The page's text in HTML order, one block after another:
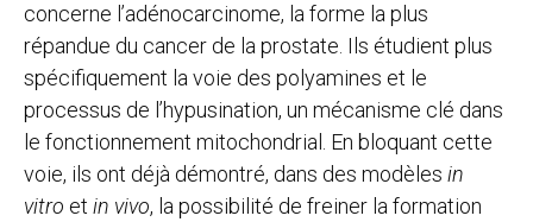
concerne l’adénocarcinome, la forme la plus
répandue du cancer de la prostate. Ils étudient plus
spécifiquement la voie des polyamines et le
processus de l’hypusination, un mécanisme clé dans
le fonctionnement mitochondrial. En bloquant cette
voie, ils ont déjà démontré, dans des modèles in
vitro et in vivo, la possibilité de freiner la formation